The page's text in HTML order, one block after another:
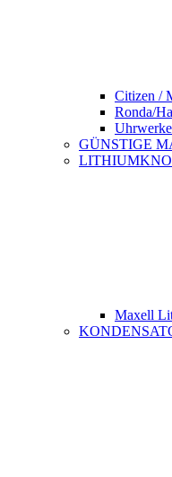
Citizen /
Ronda/
GÜNSTIGE
Maxell